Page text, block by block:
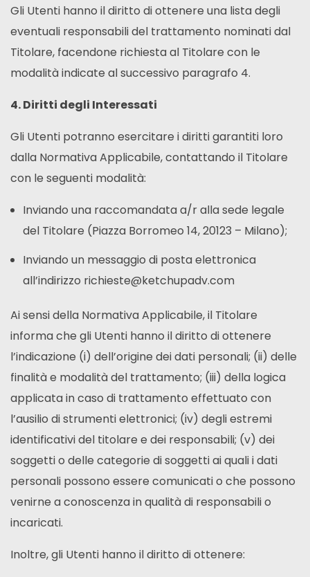
Gli Utenti hanno il diritto di ottenere una lista degli
eventuali responsabili del trattamento nominati dal
Titolare, facendone richiesta al Titolare con le
modalità indicate al successivo paragrafo 4.
4. Diritti degli Interessati
Gli Utenti potranno esercitare i diritti garantiti loro
dalla Normativa Applicabile, contattando il Titolare
con le seguenti modalità:
Inviando una raccomandata a/r alla sede legale
del Titolare (Piazza Borromeo 14, 20123 – Milano);
Inviando un messaggio di posta elettronica
all’indirizzo richieste@ketchupadv.com
Ai sensi della Normativa Applicabile, il Titolare
informa che gli Utenti hanno il diritto di ottenere
l’indicazione (i) dell’origine dei dati personali; (ii) delle
finalità e modalità del trattamento; (iii) della logica
applicata in caso di trattamento effettuato con
l’ausilio di strumenti elettronici; (iv) degli estremi
identificativi del titolare e dei responsabili; (v) dei
soggetti o delle categorie di soggetti ai quali i dati
personali possono essere comunicati o che possono
venirne a conoscenza in qualità di responsabili o
incaricati.
Inoltre, gli Utenti hanno il diritto di ottenere: